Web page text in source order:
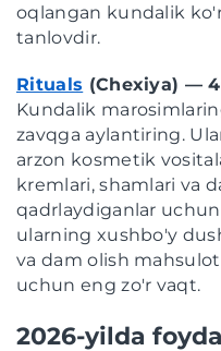
oqlangan kundalik
tanlovdir.
Rituals (Chexiya) —
Kundalik
zavqga aylantiring.
arzon kosmetik
kremlari, shamlari va
qadrlaydiganlar
ularning xushbo'y
va dam olish
uchun eng zo'r vaqt.
2026-yilda